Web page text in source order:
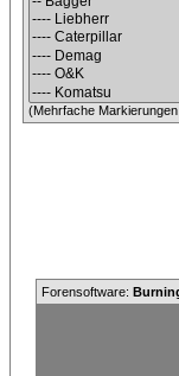
(Mehrfache
Forensoftware: